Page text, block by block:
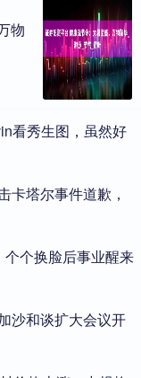
物
看秀生图，虽然好
卡塔尔事件道歉，
个换脸后事业醒来
沙和谈扩大会议开